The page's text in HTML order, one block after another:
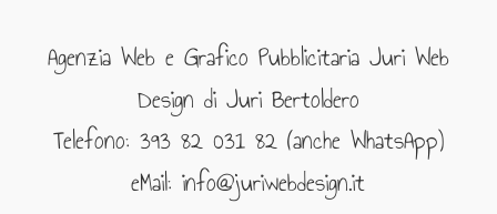
Agenzia Web e Grafico Pubblicitaria Juri Web
Design di Juri Bertoldero
Telefono: 393 82 031 82 (anche WhatsApp)
eMail: info@juriwebdesign.it